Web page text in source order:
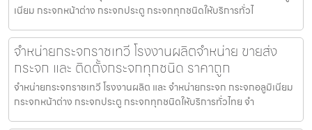
เนียม กระจกหน้าต่าง กระจกประตู กระจกทุกชนิดให้บริการทั่วไ
จำหน่ายกระจกราชเทวี โรงงานผลิตจำหน่าย ขายส่ง
กระจก และ ติดตั้งกระจกทุกชนิด ราคาถูก
จำหน่ายกระจกราชเทวี โรงงานผลิต และ จำหน่ายกระจก กระจกอลูมิเนียม
กระจกหน้าต่าง กระจกประตู กระจกทุกชนิดให้บริการทั่วไทย จำ